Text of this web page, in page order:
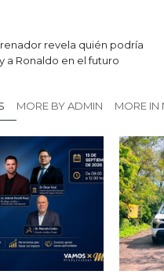
revela quién podría
a Ronaldo en el futuro
MORE BY ADMIN MORE IN